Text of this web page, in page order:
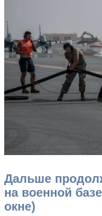
Дальше
на военной
окне)